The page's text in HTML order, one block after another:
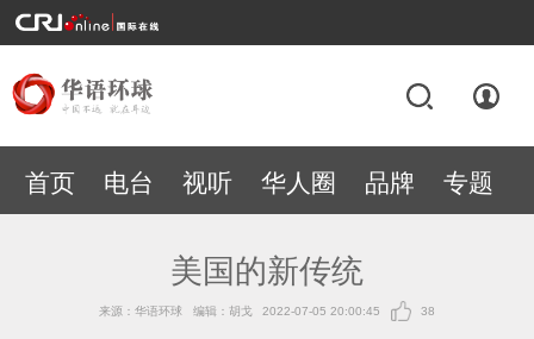
首页 电台 视听 华人圈 品牌 专题
美国的新传统
来源：华语环球 编辑：胡戈 2022-07-05 20:00:45 38